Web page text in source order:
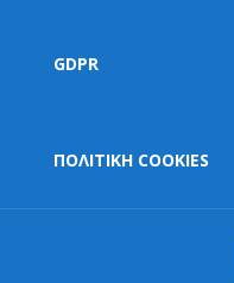
GDPR
ΠΟΛΙΤΙΚΗ COOKIES